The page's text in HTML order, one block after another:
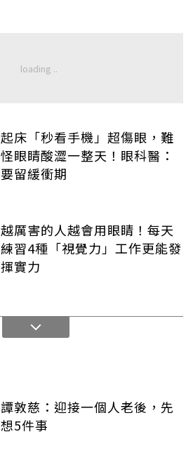
起床「秒看手機」超傷眼，難
怪眼睛酸澀一整天！眼科醫：
要留緩衝期
越厲害的人越會用眼睛！每天
練習4種「視覺力」工作更能發
揮實力
譚敦慈：迎接一個人老後，先
想5件事